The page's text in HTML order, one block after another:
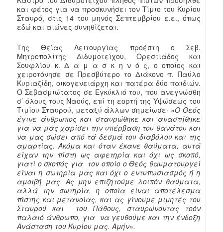
και φέτος για να προσκυνήσει τον Τίμιο του Κυρίου
Σταυρό, στις 14 του μηνός Σεπτεμβρίου ε.ε., όπως
εδώ και αιώνες συνηθίζεται.
Της Θείας Λειτουργίας προέστη ο Σεβ.
Μητροπολίτης Διδυμοτείχου, Ορεστιάδος και
Σουφλίου κ. Δ α μ α σ κ η ν ό ς, ο οποίος και
χειροτόνησε σε Πρεσβύτερο το Διάκονο π. Παύλο
Κυριαζίδη, οικογενειάρχη και πατέρα δύο παιδιών.
Ο Σεβασμιώτατος σε Εγκύκλιό του, που ανεγνώσθη
σ’ όλους τους Ναούς, επί τη εορτή της Υψώσεως του
Τιμίου Σταυρού, μεταξύ άλλων σημείωσε· «Ο Θεός
έγινε άνθρωπος και σταυρώθηκε και αναστήθηκε
για να μας χαρίσει την υπέρβαση του θανάτου και
να μας σώσει από τά δεσμά του διαβόλου και της
αμαρτίας. Ακόμα και όταν έκανε θαύματα, αυτά
είχαν την πίστη ως αφετηρία και όχι ως σκοπό,
γιατί ο σκοπός για τον οποίο ο Θεός θαυματουργεί
είναι η σωτηρία μας και όχι ο εντυπωσιασμός ή η
αμοιβή μας. Ας μην επιζητούμε λοιπόν θαύματα,
αλλά την σωτηρία, η οποία είναι αποτέλεσμα
πίστης και μετανοίας, και ας γίνουμε μιμητές του
Σταυρού και του Πάθους, σταυρώνοντας τοόν
παλαιό άνθρωπο, για να γευθούμε και την ένδοξη
Ανάσταση του Κυρίου μας. Αμήν».